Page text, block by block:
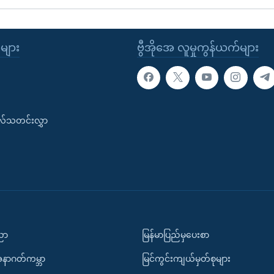
ဗွီအိုအေ လူမှုကွန်ယက်များ
ား
လ်သတင်းလွှာ
ာ
ာဂတ်ကမ္ဘာ
မြန်မာပြည်မှပေးစာ
မြင်ကွင်းကျယ်မှတ်စုများ